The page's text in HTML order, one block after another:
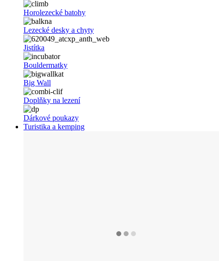
Horolezecké batohy
Lezecké desky a chyty
Jistítka
Bouldermatky
Big Wall
Doplňky na lezení
Dárkové poukazy
Turistika a kemping